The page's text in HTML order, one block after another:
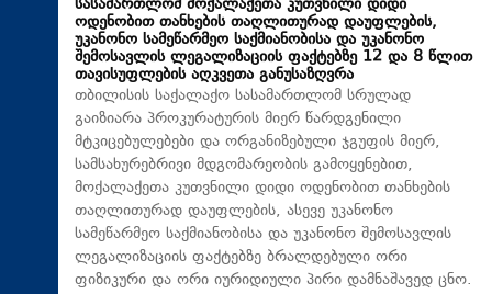
სასამართლომ მოქალაქეთა კუთვნილი დიდი
ოდენობით თანხების თაღლითურად დაუფლების,
უკანონო სამეწარმეო საქმიანობისა და უკანონო
შემოსავლის ლეგალიზაციის ფაქტებზე 12 და 8 წლით
თავისუფლების აღკვეთა განუსაზღვრა
თბილისის საქალაქო სასამართლომ სრულად
გაიზიარა პროკურატურის მიერ წარდგენილი
მტკიცებულებები და ორგანიზებული ჯგუფის მიერ,
სამსახურებრივი მდგომარეობის გამოყენებით,
მოქალაქეთა კუთვნილი დიდი ოდენობით თანხების
თაღლითურად დაუფლების, ასევე უკანონო
სამეწარმეო საქმიანობისა და უკანონო შემოსავლის
ლეგალიზაციის ფაქტებზე ბრალდებული ორი
ფიზიკური და ორი იურიდიული პირი დამნაშავედ ცნო.